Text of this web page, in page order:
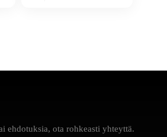
ehdotuksia, ota rohkeasti yhteyttä.